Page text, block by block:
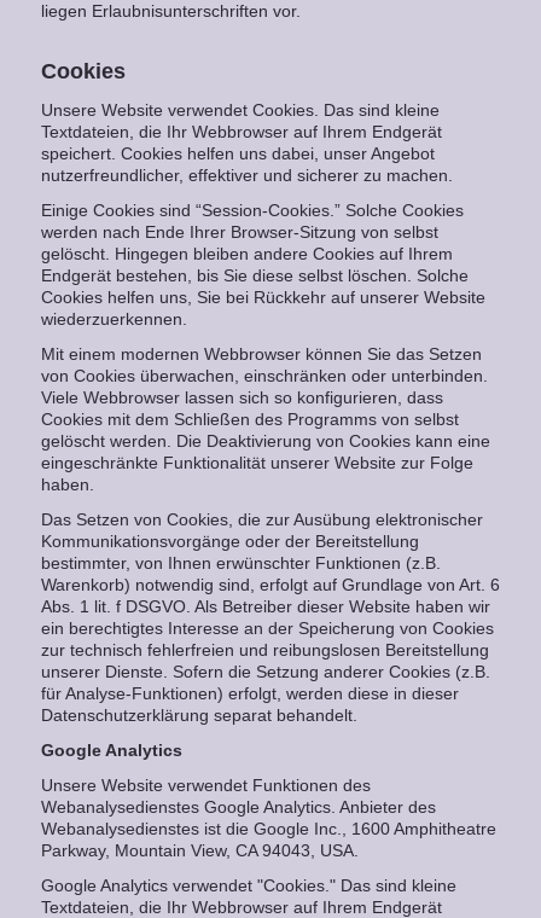
liegen Erlaubnisunterschriften vor.
Cookies
Unsere Website verwendet Cookies. Das sind kleine
Textdateien, die Ihr Webbrowser auf Ihrem Endgerät
speichert. Cookies helfen uns dabei, unser Angebot
nutzerfreundlicher, effektiver und sicherer zu machen.
Einige Cookies sind “Session-Cookies.” Solche Cookies
werden nach Ende Ihrer Browser-Sitzung von selbst
gelöscht. Hingegen bleiben andere Cookies auf Ihrem
Endgerät bestehen, bis Sie diese selbst löschen. Solche
Cookies helfen uns, Sie bei Rückkehr auf unserer Website
wiederzuerkennen.
Mit einem modernen Webbrowser können Sie das Setzen
von Cookies überwachen, einschränken oder unterbinden.
Viele Webbrowser lassen sich so konfigurieren, dass
Cookies mit dem Schließen des Programms von selbst
gelöscht werden. Die Deaktivierung von Cookies kann eine
eingeschränkte Funktionalität unserer Website zur Folge
haben.
Das Setzen von Cookies, die zur Ausübung elektronischer
Kommunikationsvorgänge oder der Bereitstellung
bestimmter, von Ihnen erwünschter Funktionen (z.B.
Warenkorb) notwendig sind, erfolgt auf Grundlage von Art. 6
Abs. 1 lit. f DSGVO. Als Betreiber dieser Website haben wir
ein berechtigtes Interesse an der Speicherung von Cookies
zur technisch fehlerfreien und reibungslosen Bereitstellung
unserer Dienste. Sofern die Setzung anderer Cookies (z.B.
für Analyse-Funktionen) erfolgt, werden diese in dieser
Datenschutzerklärung separat behandelt.
Google Analytics
Unsere Website verwendet Funktionen des
Webanalysedienstes Google Analytics. Anbieter des
Webanalysedienstes ist die Google Inc., 1600 Amphitheatre
Parkway, Mountain View, CA 94043, USA.
Google Analytics verwendet "Cookies." Das sind kleine
Textdateien, die Ihr Webbrowser auf Ihrem Endgerät